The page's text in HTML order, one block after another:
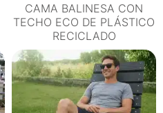
CAMA BALINESA CON
TECHO ECO DE PLÁSTICO
RECICLADO